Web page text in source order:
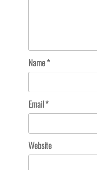
Name*
Email*
Website